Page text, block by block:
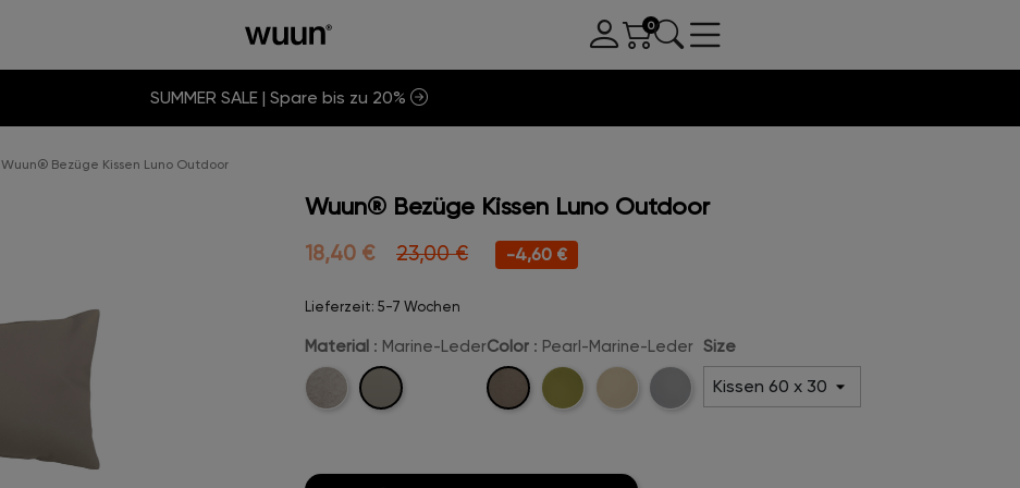
SUMMER SALE | Spare bis zu 20%
Wuun® Bezüge Kissen Luno Outdoor
Wuun® Bezüge Kissen Luno Outdoor
18,40 € 23,00 € -4,60 €
Lieferzeit: 5-7 Wochen
Material : Marine-Leder
Leinen
Marine-
Leder
Color : Pearl-Marine-Leder
Pearl-
Marine-
Lima-
Creme-Cement-
Size